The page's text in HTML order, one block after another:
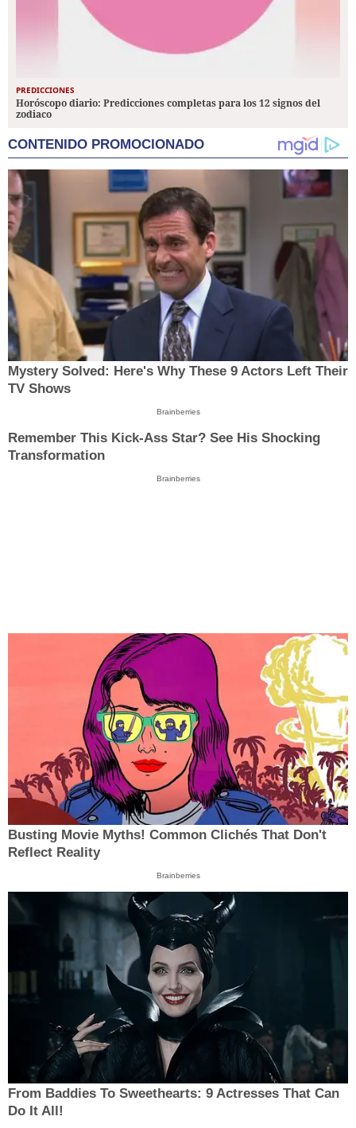
PREDICCIONES
Horóscopo diario: Predicciones completas para los 12 signos del
zodiaco
CONTENIDO PROMOCIONADO
Mystery Solved: Here's Why These 9 Actors Left Their
TV Shows
Brainberries
Remember This Kick-Ass Star? See His Shocking
Transformation
Brainberries
Busting Movie Myths! Common Clichés That Don't
Reflect Reality
Brainberries
From Baddies To Sweethearts: 9 Actresses That Can
Do It All!